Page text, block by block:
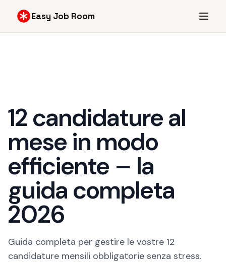
Easy Job Room
12 candidature al
mese in modo
efficiente – la
guida completa
2026
Guida completa per gestire le vostre 12
candidature mensili obbligatorie senza stress.